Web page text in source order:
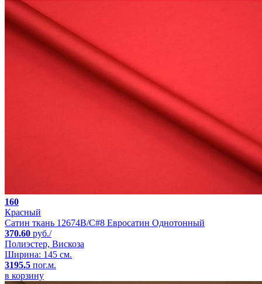
160
Красный
Сатин ткань 12674B/C#8 Евросатин Однотонный
370.60 руб./
Полиэстер, Вискоза
Ширина: 145 см.
3195.5 пог.м.
в корзину